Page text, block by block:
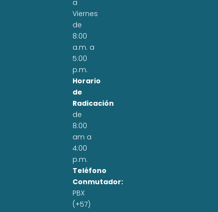
a
Viernes
de
8:00
a.m. a
5:00
p.m.
Horario
de
Radicación
de
8:00
am a
4:00
p.m.
Teléfono
Conmutador:
PBX
(+57)